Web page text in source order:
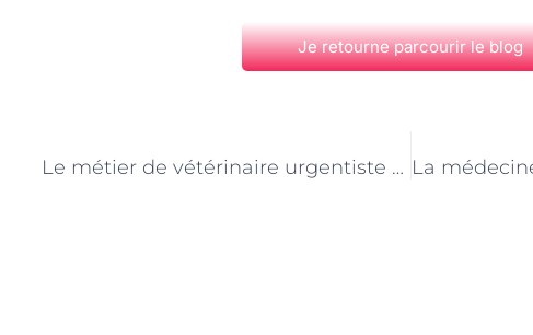
Je retourne parcourir le blog
Le métier de vétérinaire urgentiste à Paris : quand chaque seconde compte